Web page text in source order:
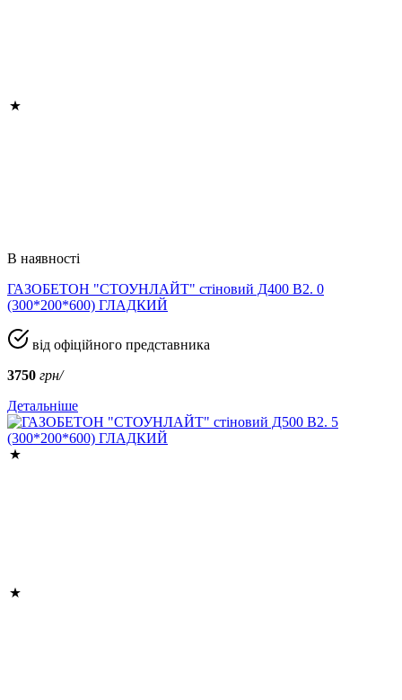
В наявності
ГАЗОБЕТОН "СТОУНЛАЙТ" стіновий Д400 В2. 0
(300*200*600) ГЛАДКИЙ
від офіційного представника
3750 грн/
Детальніше